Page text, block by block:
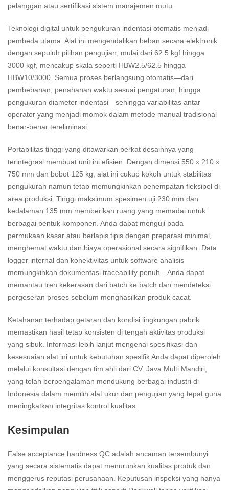
pelanggan atau sertifikasi sistem manajemen mutu.
Teknologi digital untuk pengukuran indentasi otomatis menjadi
pembeda utama. Alat ini mengendalikan beban secara elektronik
dengan sepuluh pilihan pengujian, mulai dari 62.5 kgf hingga
3000 kgf, mencakup skala seperti HBW2.5/62.5 hingga
HBW10/3000. Semua proses berlangsung otomatis—dari
pembebanan, penahanan waktu sesuai pengaturan, hingga
pengukuran diameter indentasi—sehingga variabilitas antar
operator yang menjadi momok dalam metode manual tradisional
benar-benar tereliminasi.
Portabilitas tinggi yang ditawarkan berkat desainnya yang
terintegrasi membuat unit ini efisien. Dengan dimensi 550 x 210 x
750 mm dan bobot 125 kg, alat ini cukup kokoh untuk stabilitas
pengukuran namun tetap memungkinkan penempatan fleksibel di
area produksi. Tinggi maksimum spesimen uji 230 mm dan
kedalaman 135 mm memberikan ruang yang memadai untuk
berbagai bentuk komponen. Anda dapat menguji pada
permukaan kasar atau berlapis tipis dengan preparasi minimal,
menghemat waktu dan biaya operasional secara signifikan. Data
logger internal dan konektivitas untuk software analisis
memungkinkan dokumentasi traceability penuh—Anda dapat
memantau tren kekerasan dari batch ke batch dan mendeteksi
pergeseran proses sebelum menghasilkan produk cacat.
Ketahanan terhadap getaran dan kondisi lingkungan pabrik
memastikan hasil tetap konsisten di tengah aktivitas produksi
yang sibuk. Informasi lebih lanjut mengenai spesifikasi dan
kesesuaian alat ini untuk kebutuhan spesifik Anda dapat diperoleh
melalui konsultasi dengan tim ahli dari CV. Java Multi Mandiri,
yang telah berpengalaman mendukung berbagai industri di
Indonesia dalam memilih alat ukur dan pengujian yang tepat guna
meningkatkan integritas kontrol kualitas.
Kesimpulan
False acceptance hardness QC adalah ancaman tersembunyi
yang secara sistematis dapat menurunkan kualitas produk dan
menggerus reputasi perusahaan. Keputusan inspeksi yang hanya